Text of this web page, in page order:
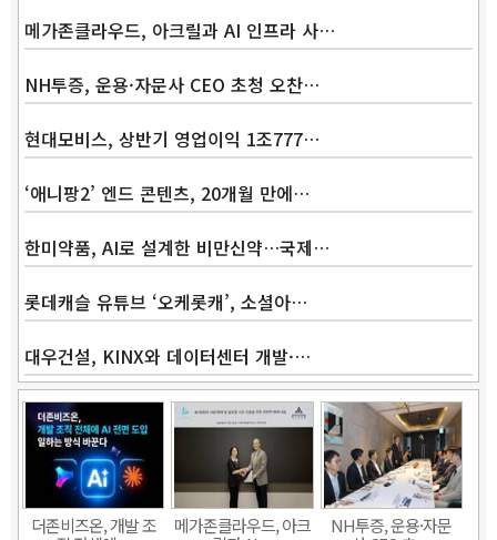
메가존클라우드, 아크릴과 AI 인프라 사…
NH투증, 운용·자문사 CEO 초청 오찬…
현대모비스, 상반기 영업이익 1조777…
‘애니팡2’ 엔드 콘텐츠, 20개월 만에…
한미약품, AI로 설계한 비만신약…국제…
롯데캐슬 유튜브 ‘오케롯캐’, 소셜아…
대우건설, KINX와 데이터센터 개발·…
더존비즈온, 개발 조
메가존클라우드, 아크
NH투증, 운용·자문